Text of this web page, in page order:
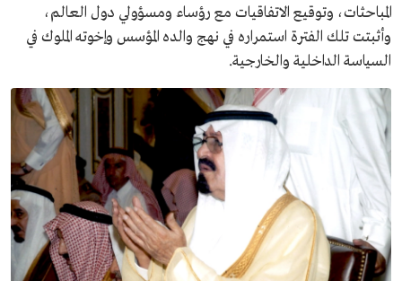
المباحثات، وتوقيع الاتفاقيات مع رؤساء ومسؤولي دول العالم،
وأثبتت تلك الفترة استمراره في نهج والده المؤسس وإخوته الملوك في
السياسة الداخلية والخارجية.